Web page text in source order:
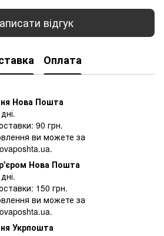
відгук
Оплата
Нова Пошта
90 грн.
ви можете за
Нова Пошта
150 грн.
ви можете за
Укрпошта